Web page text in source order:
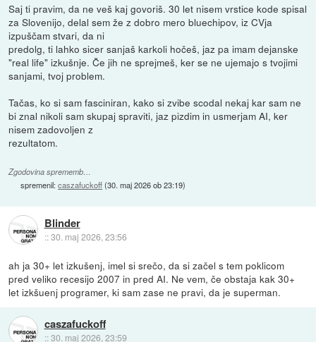
Saj ti pravim, da ne veš kaj govoriš. 30 let nisem vrstice kode spisal
za Slovenijo, delal sem že z dobro mero bluechipov, iz CVja
izpuščam stvari, da ni
predolg, ti lahko sicer sanjaš karkoli hočeš, jaz pa imam dejanske
"real life" izkušnje. Če jih ne sprejmeš, ker se ne ujemajo s tvojimi
sanjami, tvoj problem.
Tačas, ko si sam fasciniran, kako si zvibe scodal nekaj kar sam ne
bi znal nikoli sam skupaj spraviti, jaz pizdim in usmerjam AI, ker
nisem zadovoljen z
rezultatom.
Zgodovina sprememb…
spremenil:caszafuckoff(30. maj 2026 ob 23:19)
Blinder
::30. maj 2026, 23:56
ah ja 30+ let izkušenj, imel si srečo, da si začel s tem poklicom
pred veliko recesijo 2007 in pred AI. Ne vem, če obstaja kak 30+
let izkšuenj programer, ki sam zase ne pravi, da je superman.
caszafuckoff
::30. maj 2026, 23:59